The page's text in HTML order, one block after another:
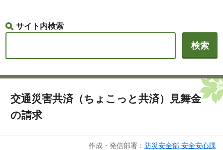
サイト内検索
交通災害共済（ちょこっと共済）見舞金
の請求
作成・発信部署： 防災安全部 安全安心課